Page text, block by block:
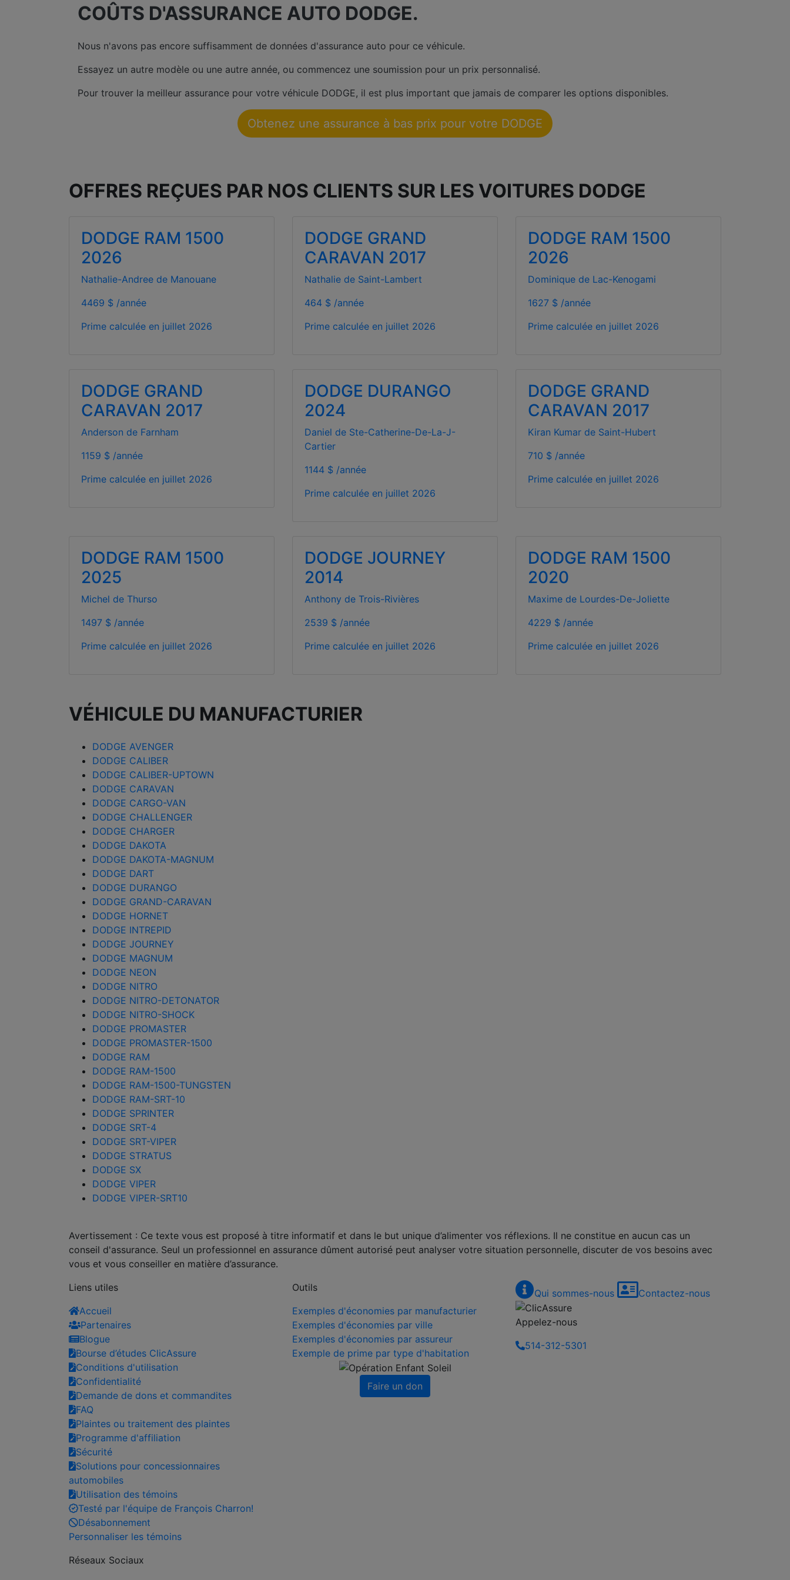
COÛTS D'ASSURANCE AUTO DODGE.
Nous n'avons pas encore suffisamment de données d'assurance auto pour ce véhicule.
Essayez un autre modèle ou une autre année, ou commencez une soumission pour un prix personnalisé.
Pour trouver la meilleur assurance pour votre véhicule DODGE, il est plus important que jamais de comparer les options disponibles.
Obtenez une assurance à bas prix pour votre DODGE
OFFRES REÇUES PAR NOS CLIENTS SUR LES VOITURES DODGE
DODGE RAM 1500
2026
Nathalie-Andree de Manouane
4469 $ /année
Prime calculée en juillet 2026
DODGE GRAND
CARAVAN 2017
Nathalie de Saint-Lambert
464 $ /année
Prime calculée en juillet 2026
DODGE RAM 1500
2026
Dominique de Lac-Kenogami
1627 $ /année
Prime calculée en juillet 2026
DODGE GRAND
CARAVAN 2017
Anderson de Farnham
1159 $ /année
Prime calculée en juillet 2026
DODGE DURANGO
2024
Daniel de Ste-Catherine-De-La-J-
Cartier
1144 $ /année
Prime calculée en juillet 2026
DODGE GRAND
CARAVAN 2017
Kiran Kumar de Saint-Hubert
710 $ /année
Prime calculée en juillet 2026
DODGE RAM 1500
2025
Michel de Thurso
1497 $ /année
Prime calculée en juillet 2026
DODGE JOURNEY
2014
Anthony de Trois-Rivières
2539 $ /année
Prime calculée en juillet 2026
DODGE RAM 1500
2020
Maxime de Lourdes-De-Joliette
4229 $ /année
Prime calculée en juillet 2026
VÉHICULE DU MANUFACTURIER
DODGE AVENGER
DODGE CALIBER
DODGE CALIBER-UPTOWN
DODGE CARAVAN
DODGE CARGO-VAN
DODGE CHALLENGER
DODGE CHARGER
DODGE DAKOTA
DODGE DAKOTA-MAGNUM
DODGE DART
DODGE DURANGO
DODGE GRAND-CARAVAN
DODGE HORNET
DODGE INTREPID
DODGE JOURNEY
DODGE MAGNUM
DODGE NEON
DODGE NITRO
DODGE NITRO-DETONATOR
DODGE NITRO-SHOCK
DODGE PROMASTER
DODGE PROMASTER-1500
DODGE RAM
DODGE RAM-1500
DODGE RAM-1500-TUNGSTEN
DODGE RAM-SRT-10
DODGE SPRINTER
DODGE SRT-4
DODGE SRT-VIPER
DODGE STRATUS
DODGE SX
DODGE VIPER
DODGE VIPER-SRT10
Avertissement : Ce texte vous est proposé à titre informatif et dans le but unique d’alimenter vos réflexions. Il ne constitue en aucun cas un
conseil d'assurance. Seul un professionnel en assurance dûment autorisé peut analyser votre situation personnelle, discuter de vos besoins avec
vous et vous conseiller en matière d’assurance.
Liens utiles
Accueil
Partenaires
Blogue
Bourse d’études ClicAssure
Conditions d'utilisation
Confidentialité
Demande de dons et commandites
FAQ
Plaintes ou traitement des plaintes
Programme d'affiliation
Sécurité
Solutions pour concessionnaires
automobiles
Utilisation des témoins
Testé par l'équipe de François Charron!
Désabonnement
Personnaliser les témoins
Réseaux Sociaux
Outils
Exemples d'économies par manufacturier
Exemples d'économies par ville
Exemples d'économies par assureur
Exemple de prime par type d'habitation
Faire un don
Qui sommes-nous Contactez-nous
Appelez-nous
514-312-5301